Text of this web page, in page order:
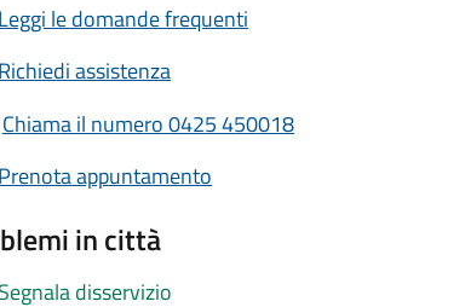
Leggi le domande frequenti
Richiedi assistenza
Chiama il numero 0425 450018
Prenota appuntamento
in città
Segnala disservizio